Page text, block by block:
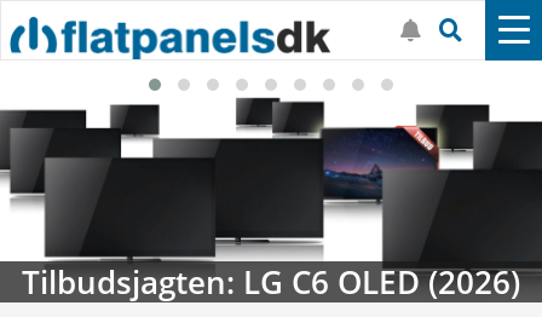
Tilbudsjagten: LG C6 OLED (2026)